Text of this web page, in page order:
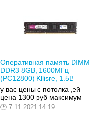
Оперативная память DIMM
DDR3 8GB, 1600МГц
(PC12800) Kllisre, 1.5В
у вас цены с потолка ,ей
цена 1300 руб максимум
7.11.2021 14:19